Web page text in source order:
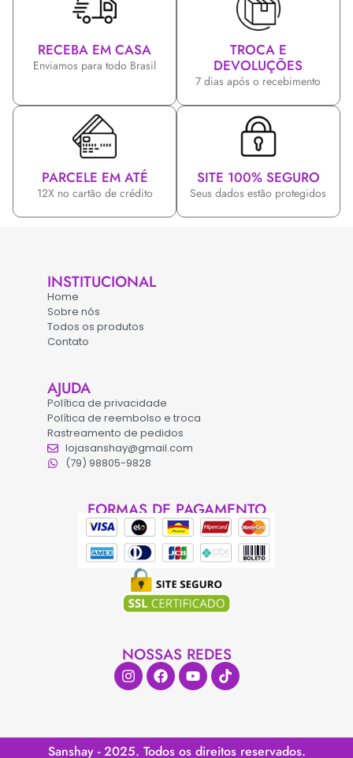
RECEBA EM CASA
Enviamos para todo Brasil
TROCA E
DEVOLUÇÕES
7 dias após o recebimento
PARCELE EM ATÉ
12X no cartão de crédito
SITE 100% SEGURO
Seus dados estão protegidos
INSTITUCIONAL
Home
Sobre nós
Todos os produtos
Contato
AJUDA
Política de privacidade
Política de reembolso e troca
Rastreamento de pedidos
lojasanshay@gmail.com
(79) 98805-9828
FORMAS DE PAGAMENTO
NOSSAS REDES
Sanshay - 2025. Todos os direitos reservados.